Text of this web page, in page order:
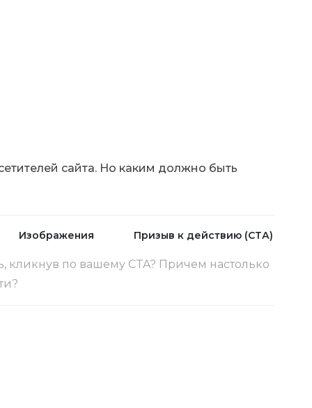
сайта. Но каким должно быть
Изображения Призыв к действию (СТА)
кликнув по вашему CTA? Причем настолько